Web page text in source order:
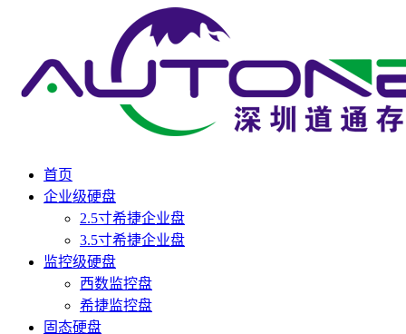
首页
企业级硬盘
2.5寸希捷企业盘
3.5寸希捷企业盘
监控级硬盘
西数监控盘
希捷监控盘
固态硬盘